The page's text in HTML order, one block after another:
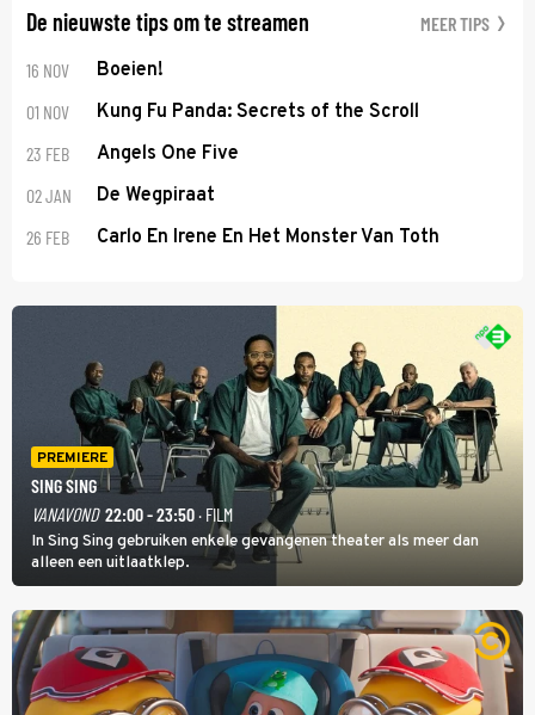
De nieuwste tips om te streamen MEER TIPS
16 NOV Boeien!
01 NOV Kung Fu Panda: Secrets of the Scroll
23 FEB Angels One Five
02 JAN De Wegpiraat
26 FEB Carlo En Irene En Het Monster Van Toth
PREMIERE
SING SING
VANAVOND 22:00 - 23:50· FILM
In Sing Sing gebruiken enkele gevangenen theater als meer dan
alleen een uitlaatklep.